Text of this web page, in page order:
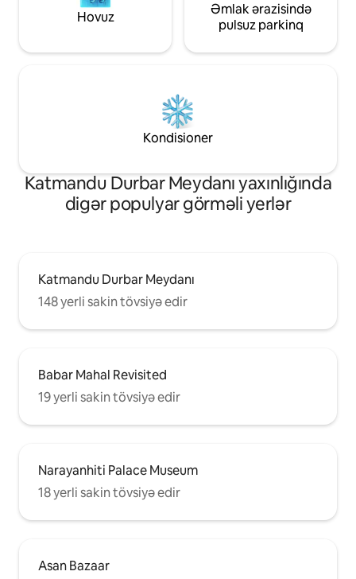
Hovuz
Əmlak ərazisində
pulsuz parkinq
Kondisioner
Katmandu Durbar Meydanı yaxınlığında
digər populyar görməli yerlər
Katmandu Durbar Meydanı
148 yerli sakin tövsiyə edir
Babar Mahal Revisited
19 yerli sakin tövsiyə edir
Narayanhiti Palace Museum
18 yerli sakin tövsiyə edir
Asan Bazaar